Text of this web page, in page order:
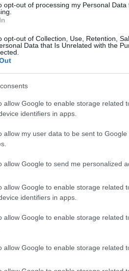
opt-out of processing my Personal Data
opt-out of Collection, Use, Retention,
Data that Is Unrelated with the
allow Google to enable storage related
identifiers in apps.
allow my user data to be sent to
allow Google to send me personalized
allow Google to enable storage related
identifiers in apps.
allow Google to enable storage related
allow Google to enable storage related
το ΥΠΕΣ διαπίστωσε
και περιφέρεια στον
προτίμησης, αλλά και η
για την
η απλοποίηση και η
αφορούν τη διαφάνεια της
παρεμβάσεων μετά το
που δεν επηρεάζουν
υπουργείο επεξεργάζεται ήδη
της διαδικασίας.
ότι η αλλαγή αυτή δεν
, είχε προαναγγείλει την